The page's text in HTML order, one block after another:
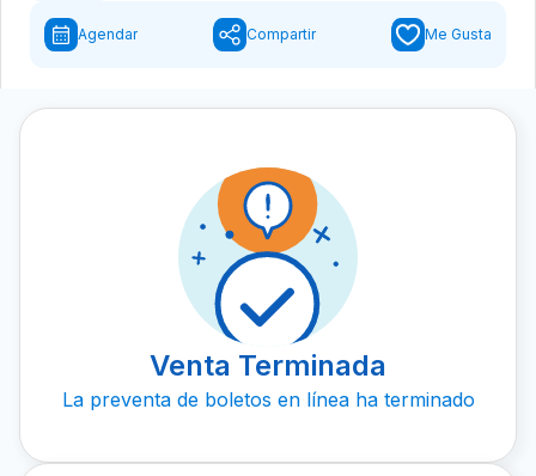
Agendar Compartir Me Gusta
Venta Terminada
La preventa de boletos en línea ha terminado